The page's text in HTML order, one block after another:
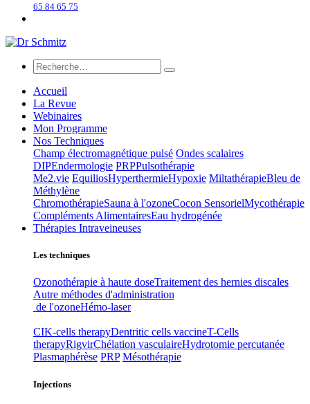
65 84 65 75
Accueil
La Revue
Webinaires
Mon Programme
Nos Techniques
Champ électromagnétique pulsé Ondes scalaires
DIPEndermologie PRPPulsothérapie
Me2.vie EquiliosHyperthermieHypoxie MiltathérapieBleu de
Méthylène
ChromothérapieSauna à l'ozoneCocon SensorielMycothérapie
Compléments AlimentairesEau hydrogénée
Thérapies Intraveineuses
Les techniques
Ozonothérapie à haute doseTraitement des hernies discales
Autre méthodes d'administration
de l'ozoneHémo-laser
CIK-cells therapyDentritic cells vaccineT-Cells
therapyRigvirChélation vasculaireHydrotomie percutanée
Plasmaphérèse PRP Mésothérapie
Injections